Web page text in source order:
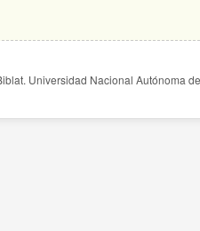
Universidad Nacional Autónoma